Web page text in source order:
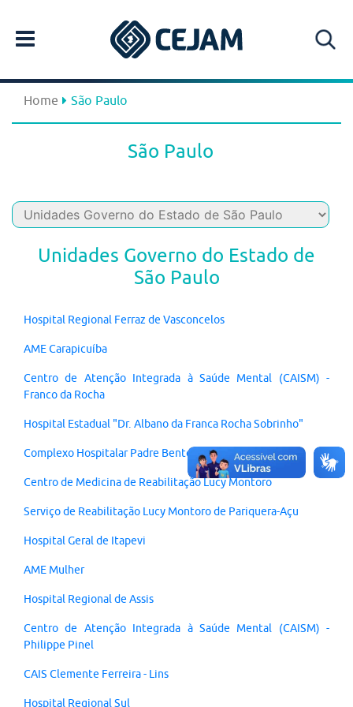
Home São Paulo
São Paulo
Unidades Governo do Estado de
São Paulo
Hospital Regional Ferraz de Vasconcelos
AME Carapicuíba
Centro de Atenção Integrada à Saúde Mental (CAISM) -
Franco da Rocha
Hospital Estadual "Dr. Albano da Franca Rocha Sobrinho"
Complexo Hospitalar Padre Bento
Centro de Medicina de Reabilitação Lucy Montoro
Serviço de Reabilitação Lucy Montoro de Pariquera-Açu
Hospital Geral de Itapevi
AME Mulher
Hospital Regional de Assis
Centro de Atenção Integrada à Saúde Mental (CAISM) -
Philippe Pinel
CAIS Clemente Ferreira - Lins
Hospital Regional Sul